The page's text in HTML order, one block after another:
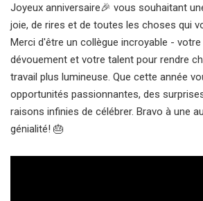
Joyeux anniversaire🎉 vous souhaitant
joie, de rires et de toutes les choses qui
Merci d'être un collègue incroyable -
dévouement et votre talent pour rendre
travail plus lumineuse. Que cette année
opportunités passionnantes, des
raisons infinies de célébrer. Bravo à une
génialité! 🎂